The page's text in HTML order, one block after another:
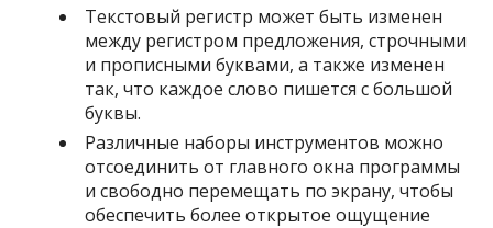
Текстовый регистр может быть изменен
между регистром предложения, строчными
и прописными буквами, а также изменен
так, что каждое слово пишется с большой
буквы.
Различные наборы инструментов можно
отсоединить от главного окна программы
и свободно перемещать по экрану, чтобы
обеспечить более открытое ощущение